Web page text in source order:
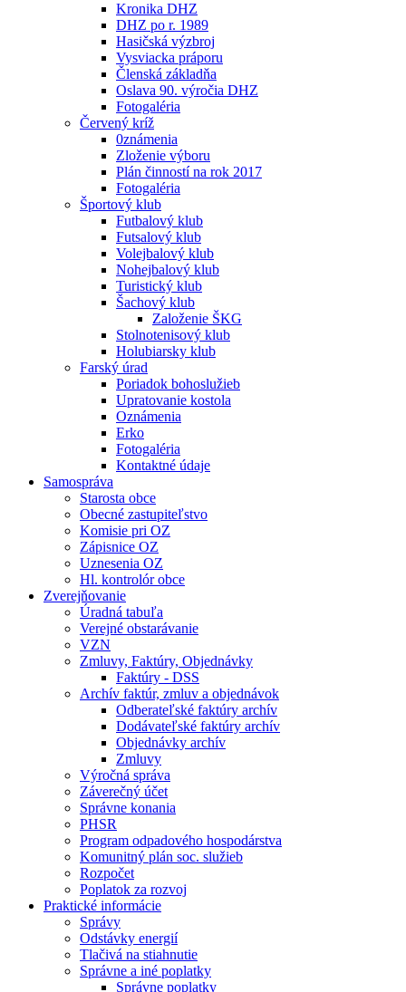
Kronika DHZ
DHZ po r. 1989
Hasičská výzbroj
Vysviacka práporu
Členská základňa
Oslava 90. výročia DHZ
Fotogaléria
Červený kríž
0známenia
Zloženie výboru
Plán činností na rok 2017
Fotogaléria
Športový klub
Futbalový klub
Futsalový klub
Volejbalový klub
Nohejbalový klub
Turistický klub
Šachový klub
Založenie ŠKG
Stolnotenisový klub
Holubiarsky klub
Farský úrad
Poriadok bohoslužieb
Upratovanie kostola
Oznámenia
Erko
Fotogaléria
Kontaktné údaje
Samospráva
Starosta obce
Obecné zastupiteľstvo
Komisie pri OZ
Zápisnice OZ
Uznesenia OZ
Hl. kontrolór obce
Zverejňovanie
Úradná tabuľa
Verejné obstarávanie
VZN
Zmluvy, Faktúry, Objednávky
Faktúry - DSS
Archív faktúr, zmluv a objednávok
Odberateľské faktúry archív
Dodávateľské faktúry archív
Objednávky archív
Zmluvy
Výročná správa
Záverečný účet
Správne konania
PHSR
Program odpadového hospodárstva
Komunitný plán soc. služieb
Rozpočet
Poplatok za rozvoj
Praktické informácie
Správy
Odstávky energií
Tlačivá na stiahnutie
Správne a iné poplatky
Správne poplatky